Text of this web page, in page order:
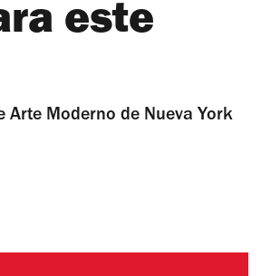
este
Arte Moderno de Nueva York